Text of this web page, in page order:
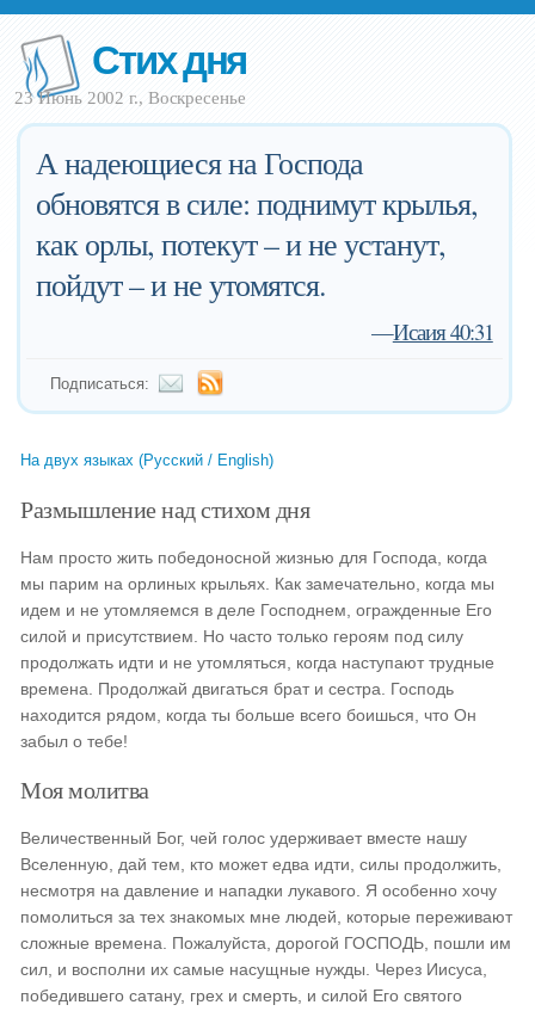
Стих дня
23 Июнь 2002 г., Воскресенье
А надеющиеся на Господа
обновятся в силе: поднимут крылья,
как орлы, потекут – и не устанут,
пойдут – и не утомятся.
—Исаия 40:31
Подписаться:
На двух языках (Русский / English)
Размышление над стихом дня
Нам просто жить победоносной жизнью для Господа, когда
мы парим на орлиных крыльях. Как замечательно, когда мы
идем и не утомляемся в деле Господнем, огражденные Его
силой и присутствием. Но часто только героям под силу
продолжать идти и не утомляться, когда наступают трудные
времена. Продолжай двигаться брат и сестра. Господь
находится рядом, когда ты больше всего боишься, что Он
забыл о тебе!
Моя молитва
Величественный Бог, чей голос удерживает вместе нашу
Вселенную, дай тем, кто может едва идти, силы продолжить,
несмотря на давление и нападки лукавого. Я особенно хочу
помолиться за тех знакомых мне людей, которые переживают
сложные времена. Пожалуйста, дорогой ГОСПОДЬ, пошли им
сил, и восполни их самые насущные нужды. Через Иисуса,
победившего сатану, грех и смерть, и силой Его святого